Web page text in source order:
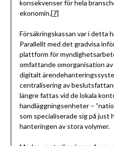
konsekvenser för hela
ekonomin.[7]
Försäkringskassan var i detta
Parallellt med det gradvisa
plattform för
omfattande omorganisation
digitalt
centralisering av
längre fattas vid de lokala
handläggningsenheter –
som specialiserade sig på just
hanteringen av stora volymer.